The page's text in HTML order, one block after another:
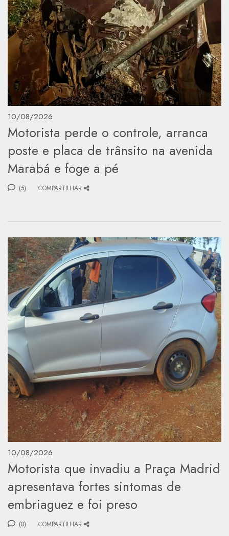
10/08/2026
Motorista perde o controle, arranca
poste e placa de trânsito na avenida
Marabá e foge a pé
(5) COMPARTILHAR
10/08/2026
Motorista que invadiu a Praça Madrid
apresentava fortes sintomas de
embriaguez e foi preso
(0) COMPARTILHAR